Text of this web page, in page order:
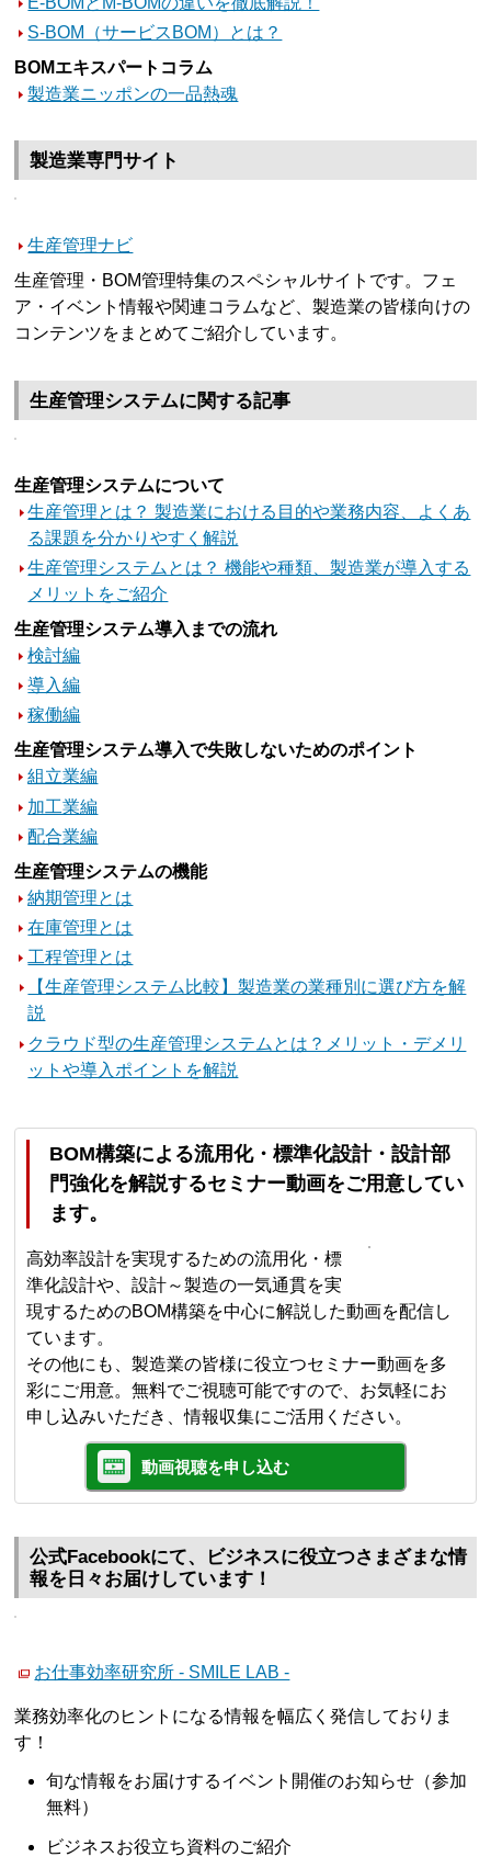
S-BOM（サービスBOM）とは？
BOMエキスパートコラム
製造業ニッポンの一品熱魂
製造業専門サイト
生産管理ナビ
生産管理・BOM管理特集のスペシャルサイトです。フェ
ア・イベント情報や関連コラムなど、製造業の皆様向けの
コンテンツをまとめてご紹介しています。
生産管理システムに関する記事
生産管理システムについて
生産管理とは？ 製造業における目的や業務内容、よくあ
る課題を分かりやすく解説
生産管理システムとは？ 機能や種類、製造業が導入する
メリットをご紹介
生産管理システム導入までの流れ
検討編
導入編
稼働編
生産管理システム導入で失敗しないためのポイント
組立業編
加工業編
配合業編
生産管理システムの機能
納期管理とは
在庫管理とは
工程管理とは
【生産管理システム比較】製造業の業種別に選び方を解
説
クラウド型の生産管理システムとは？メリット・デメリ
ットや導入ポイントを解説
BOM構築による流用化・標準化設計・設計部
門強化を解説するセミナー動画をご用意してい
ます。
高効率設計を実現するための流用化・標
準化設計や、設計～製造の一気通貫を実
現するためのBOM構築を中心に解説した動画を配信し
ています。
その他にも、製造業の皆様に役立つセミナー動画を多
彩にご用意。無料でご視聴可能ですので、お気軽にお
申し込みいただき、情報収集にご活用ください。
動画視聴を申し込む
公式Facebookにて、ビジネスに役立つさまざまな情
報を日々お届けしています！
お仕事効率研究所 - SMILE LAB -
業務効率化のヒントになる情報を幅広く発信しておりま
す！
旬な情報をお届けするイベント開催のお知らせ（参加
無料）
ビジネスお役立ち資料のご紹介